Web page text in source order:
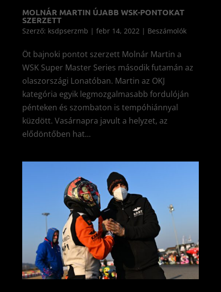
MOLNÁR MARTIN ÚJABB WSK-PONTOKAT
SZERZETT
Szerző: ksdpserzmb | febr 14, 2022| Beszámolók
Öt bajnoki pontot szerzett Molnár Martin a
WSK Super Master Series második futamán az
olaszországi Lonatóban. Martin az OKJ
kategória egyik legmozgalmasabb fordulóján
pénteken és szombaton is tempóhiánnyal
küzdött. Vasárnapra javult a helyzet, az
elődöntőben hat...